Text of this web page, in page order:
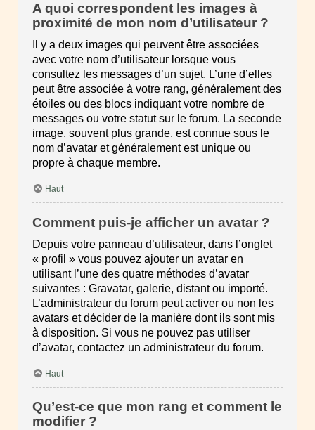
A quoi correspondent les images à
proximité de mon nom d’utilisateur ?
Il y a deux images qui peuvent être associées
avec votre nom d’utilisateur lorsque vous
consultez les messages d’un sujet. L’une d’elles
peut être associée à votre rang, généralement des
étoiles ou des blocs indiquant votre nombre de
messages ou votre statut sur le forum. La seconde
image, souvent plus grande, est connue sous le
nom d’avatar et généralement est unique ou
propre à chaque membre.
Haut
Comment puis-je afficher un avatar ?
Depuis votre panneau d’utilisateur, dans l’onglet
« profil » vous pouvez ajouter un avatar en
utilisant l’une des quatre méthodes d’avatar
suivantes : Gravatar, galerie, distant ou importé.
L’administrateur du forum peut activer ou non les
avatars et décider de la manière dont ils sont mis
à disposition. Si vous ne pouvez pas utiliser
d’avatar, contactez un administrateur du forum.
Haut
Qu’est-ce que mon rang et comment le
modifier ?